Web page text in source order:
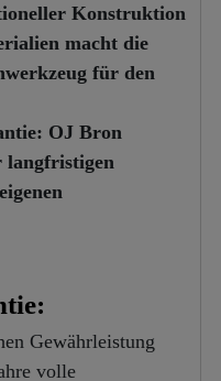
Konstruktion
macht die
für den
OJ Bron
langfristigen
Gewährleistung
volle